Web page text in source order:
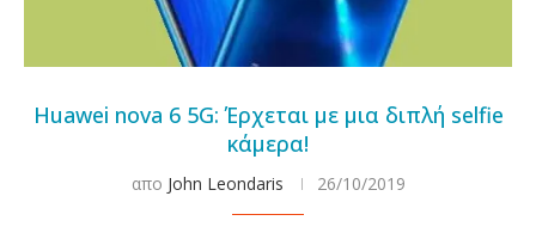
Huawei nova 6 5G: Έρχεται με μια διπλή selfie
κάμερα!
απο John Leondaris 26/10/2019